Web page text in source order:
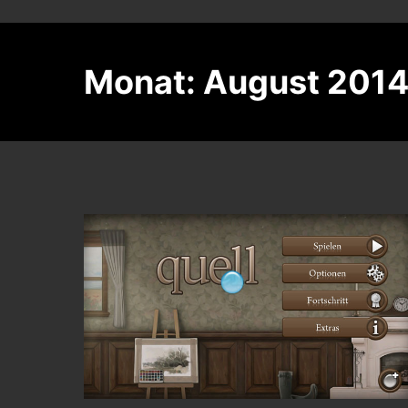
Monat: August 2014